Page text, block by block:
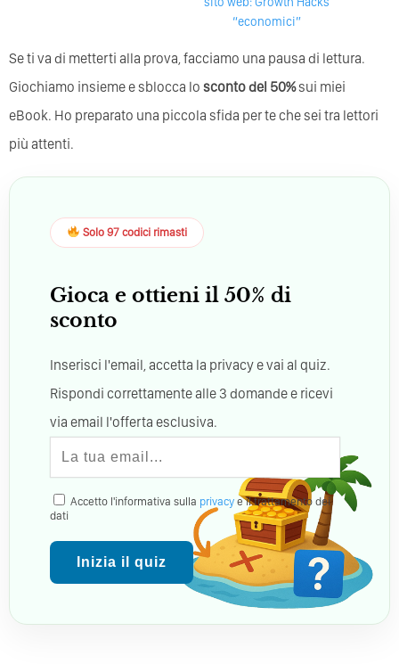
“economici”
Se ti va di metterti alla prova, facciamo una pausa di lettura.
Giochiamo insieme e sblocca lo sconto del 50%sui miei
eBook. Ho preparato una piccola sfida per te che sei tra lettori
più attenti.
Solo 97 codici rimasti
Gioca e ottieni il 50% di
sconto
Inserisci l'email, accetta la privacy e vai al quiz.
Rispondi correttamente alle 3 domande e ricevi
via email l'offerta esclusiva.
Accetto l'informativa sulla privacy e il trattamento dei
dati
Inizia il quiz